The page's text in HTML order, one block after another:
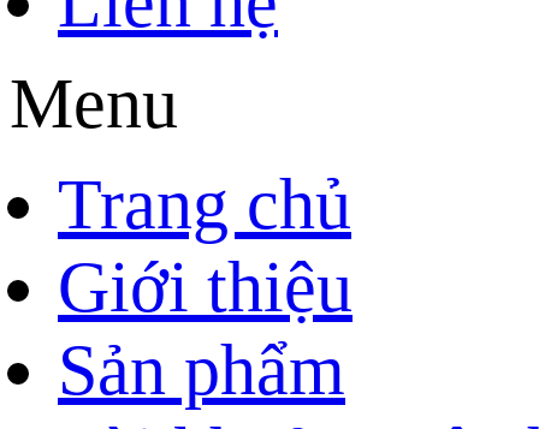
Menu
Trang chủ
Giới thiệu
Sản phẩm